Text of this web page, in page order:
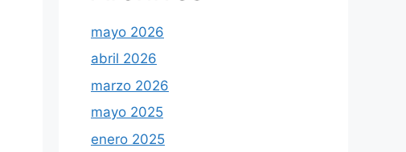
mayo 2026
abril 2026
marzo 2026
mayo 2025
enero 2025